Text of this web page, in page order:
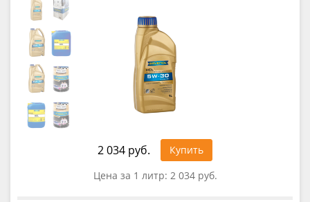
2 034 руб.
Купить
Цена за 1 литр: 2 034 руб.